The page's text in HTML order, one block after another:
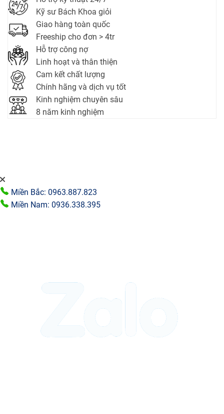
Kỹ sư Bách Khoa giỏi
Giao hàng toàn quốc
Freeship cho đơn > 4tr
Hỗ trợ công nợ
Linh hoạt và thân thiện
Cam kết chất lượng
Chính hãng và dịch vụ tốt
Kinh nghiệm chuyên sâu
8 năm kinh nghiệm
Miền Bắc: 0963.887.823
Miền Nam: 0936.338.395